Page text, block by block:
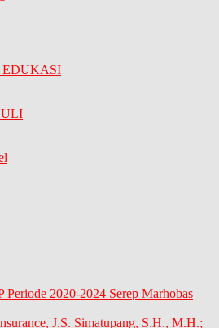
Periode 2020-2024 Serep Marhobas
J.S. Simatupang, S.H., M.H.;